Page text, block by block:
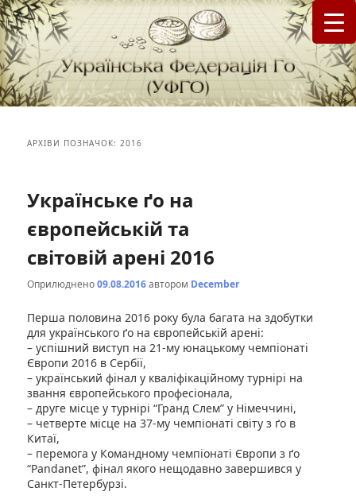
Українська Федерація Го (УФГО)
федерація Го (Бадук, Вейці) в Україні
АРХІВИ ПОЗНАЧОК:2016
Українське ґо на
європейській та
світовій арені 2016
Оприлюднено09.08.2016автором December
Перша половина 2016 року була багата на здобутки
для українського ґо на європейській арені:
– успішний виступ на 21-му юнацькому чемпіонаті
Європи 2016 в Сербії,
– український фінал у кваліфікаційному турнірі на
звання європейського професіонала,
– друге місце у турнірі “Гранд Слем” у Німеччині,
– четверте місце на 37-му чемпіонаті світу з ґо в
Китаї,
– перемога у Командному чемпіонаті Європи з ґо
“Pandanet”, фінал якого нещодавно завершився у
Санкт-Петербурзі.